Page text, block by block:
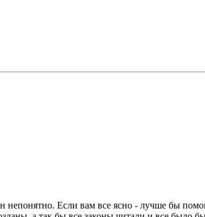
непонятно. Если вам все ясно - лучше бы